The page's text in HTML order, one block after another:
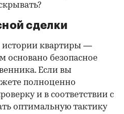
сделки
истории квартиры —
основано безопасное
Если вы
полноценно
и в соответствии с
оптимальную тактику